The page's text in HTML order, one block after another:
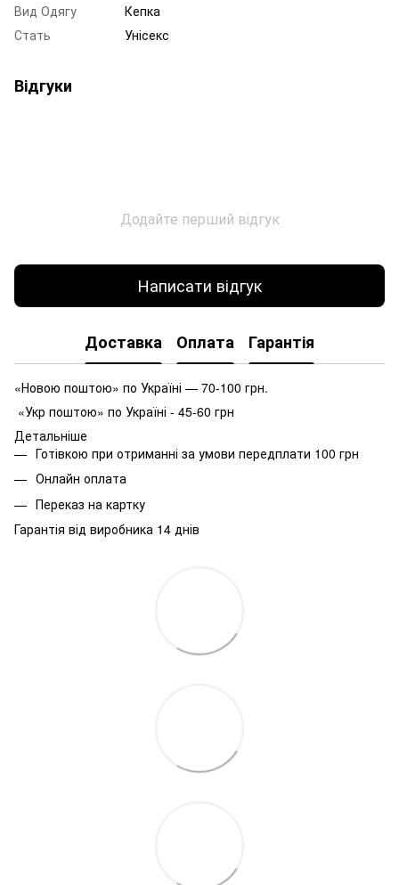
Вид Одягу
Кепка
Стать
Унісекс
Відгуки
Додайте перший відгук
Написати відгук
Доставка Оплата Гарантія
«Новою поштою» по Україні — 70-100 грн.
«Укр поштою» по Україні - 45-60 грн
Детальніше
Готівкою при отриманні за умови передплати 100 грн
Онлайн оплата
Переказ на картку
Гарантія від виробника 14 днів